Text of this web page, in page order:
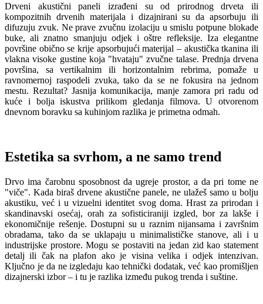
Drveni akustični paneli izrađeni su od prirodnog drveta ili
kompozitnih drvenih materijala i dizajnirani su da apsorbuju ili
difuzuju zvuk. Ne prave zvučnu izolaciju u smislu potpune blokade
buke, ali znatno smanjuju odjek i oštre refleksije. Iza elegantne
površine obično se krije apsorbujući materijal – akustička tkanina ili
vlakna visoke gustine koja "hvataju" zvučne talase. Prednja drvena
površina, sa vertikalnim ili horizontalnim rebrima, pomaže u
ravnomernoj raspodeli zvuka, tako da se ne fokusira na jednom
mestu. Rezultat? Jasnija komunikacija, manje zamora pri radu od
kuće i bolja iskustva prilikom gledanja filmova. U otvorenom
dnevnom boravku sa kuhinjom razlika je primetna odmah.
Estetika sa svrhom, a ne samo trend
Drvo ima čarobnu sposobnost da ugreje prostor, a da pri tome ne
"viče". Kada biraš drvene akustične panele, ne ulažeš samo u bolju
akustiku, već i u vizuelni identitet svog doma. Hrast za prirodan i
skandinavski osećaj, orah za sofisticiraniji izgled, bor za lakše i
ekonomičnije rešenje. Dostupni su u raznim nijansama i završnim
obradama, tako da se uklapaju u minimalističke stanove, ali i u
industrijske prostore. Mogu se postaviti na jedan zid kao statement
detalj ili čak na plafon ako je visina velika i odjek intenzivan.
Ključno je da ne izgledaju kao tehnički dodatak, već kao promišljen
dizajnerski izbor – i tu je razlika između pukog trenda i suštine.